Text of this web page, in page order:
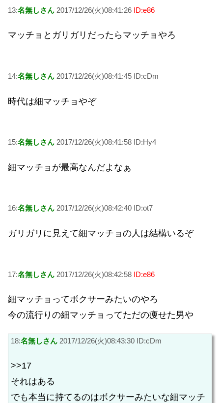
13:名無しさん 2017/12/26(火)08:41:26 ID:e86
マッチョとガリガリだったらマッチョやろ
14:名無しさん 2017/12/26(火)08:41:45 ID:cDm
時代は細マッチョやぞ
15:名無しさん 2017/12/26(火)08:41:58 ID:Hy4
細マッチョが最高なんだよなぁ
16:名無しさん 2017/12/26(火)08:42:40 ID:ot7
ガリガリに見えて細マッチョの人は結構いるぞ
17:名無しさん 2017/12/26(火)08:42:58 ID:e86
細マッチョってボクサーみたいのやろ
今の流行りの細マッチョってただの痩せた男や
18:名無しさん 2017/12/26(火)08:43:30 ID:cDm
>>17
それはある
でも本当に持てるのはボクサーみたいな細マッチ